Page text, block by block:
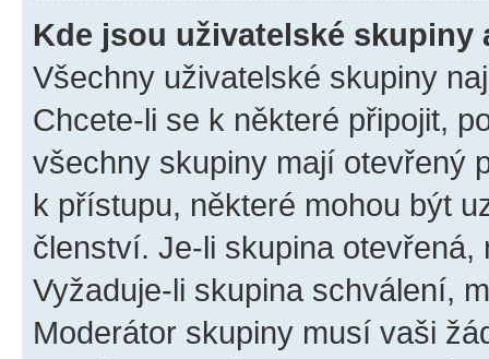
Kde jsou uživatelské skupiny
Všechny uživatelské skupiny
Chcete-li se k některé připojit,
všechny skupiny mají otevřený
k přístupu, některé mohou být
členství. Je-li skupina
Vyžaduje-li skupina schválení,
Moderátor skupiny musí vaši